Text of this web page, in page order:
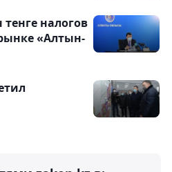
налогов
«Алтын-